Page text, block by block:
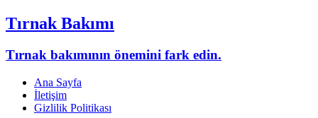
Tırnak Bakımı
Tırnak bakımının önemini fark edin.
Ana Sayfa
İletişim
Gizlilik Politikası